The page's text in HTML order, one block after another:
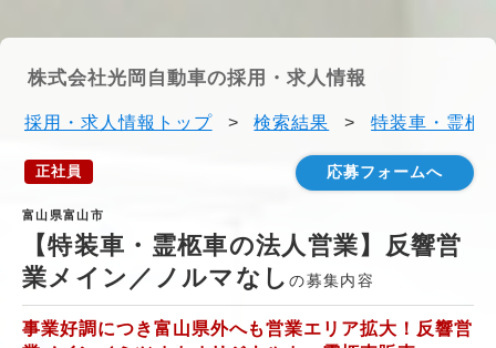
株式会社光岡自動車の採用・求人情報
採用・求人情報トップ > 検索結果 > 特装車・霊柩
正社員 応募フォームへ
富山県富山市
【特装車・霊柩車の法人営業】反響営
業メイン／ノルマなしの募集内容
事業好調につき富山県外へも営業エリア拡大！反響営